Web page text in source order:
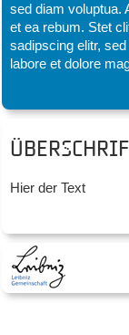
sed diam voluptua.
et ea rebum. Stet
sadipscing elitr,
labore et dolore
Hier der Text